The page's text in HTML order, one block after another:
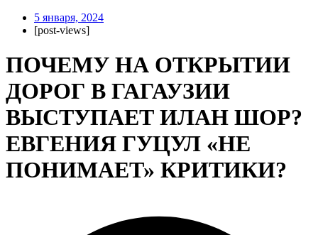
5 января, 2024
[post-views]
ПОЧЕМУ НА ОТКРЫТИИ
ДОРОГ В ГАГАУЗИИ
ВЫСТУПАЕТ ИЛАН ШОР?
ЕВГЕНИЯ ГУЦУЛ «НЕ
ПОНИМАЕТ» КРИТИКИ?